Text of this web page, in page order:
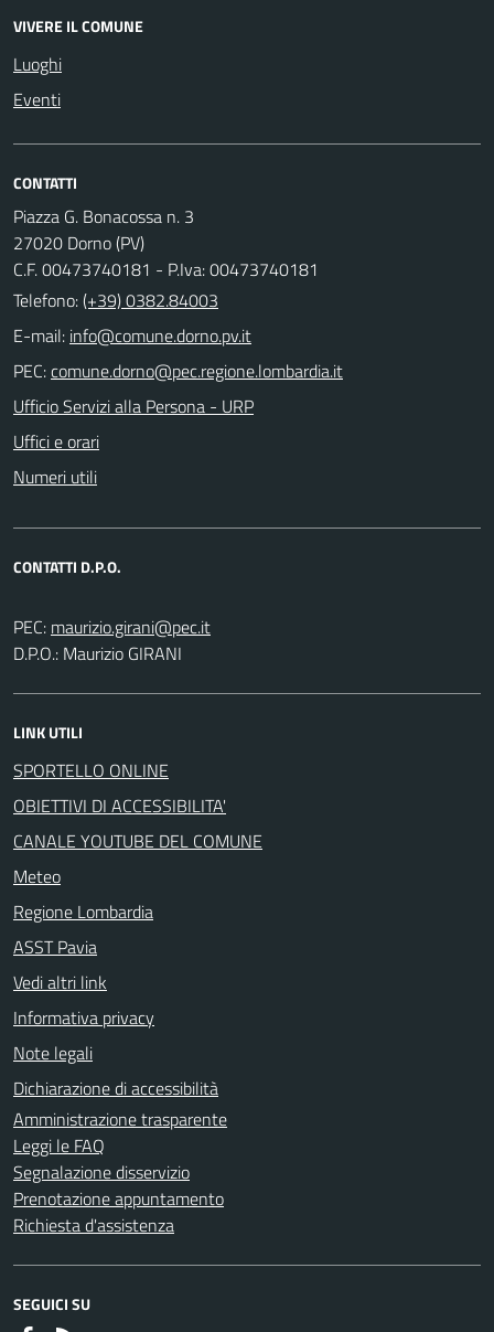
VIVERE IL COMUNE
Luoghi
Eventi
CONTATTI
Piazza G. Bonacossa n. 3
27020 Dorno (PV)
C.F. 00473740181 - P.Iva: 00473740181
Telefono:(+39) 0382.84003
E-mail:
PEC:
Ufficio Servizi alla Persona - URP
Uffici e orari
Numeri utili
CONTATTI D.P.O.
PEC:
D.P.O.: Maurizio GIRANI
LINK UTILI
SPORTELLO ONLINE
OBIETTIVI DI ACCESSIBILITA'
CANALE YOUTUBE DEL COMUNE
Meteo
Regione Lombardia
ASST Pavia
Vedi altri link
Informativa privacy
Note legali
Dichiarazione di accessibilità
Amministrazione trasparente
Leggi le FAQ
Segnalazione disservizio
Prenotazione appuntamento
Richiesta d'assistenza
SEGUICI SU